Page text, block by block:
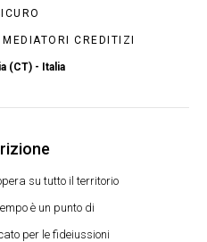
CREDITIZI
(CT) - Italia
su tutto il territorio
è un punto di
per le fideiussioni